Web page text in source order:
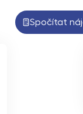
Spočítat